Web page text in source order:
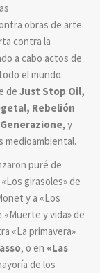
obras de arte.
contra la
a cabo actos de
el mundo.
de Just Stop Oil,
Rebelión
, y
medioambiental.
puré de
girasoles» de
y a «Los
y vida» de
«La primavera»
, o en «Las
de los